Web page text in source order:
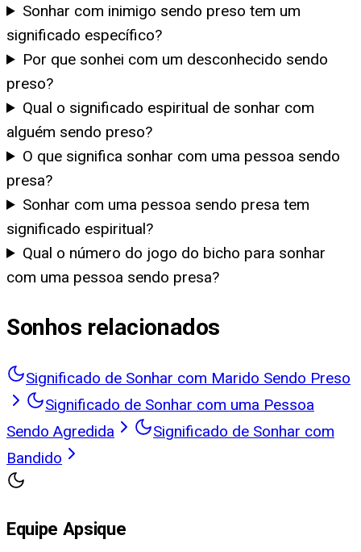
Sonhar com inimigo sendo preso tem um
significado específico?
Por que sonhei com um desconhecido sendo
preso?
Qual o significado espiritual de sonhar com
alguém sendo preso?
O que significa sonhar com uma pessoa sendo
presa?
Sonhar com uma pessoa sendo presa tem
significado espiritual?
Qual o número do jogo do bicho para sonhar
com uma pessoa sendo presa?
Sonhos relacionados
Significado de Sonhar com Marido Sendo Preso
Significado de Sonhar com uma Pessoa
Sendo Agredida
Significado de Sonhar com
Bandido
Equipe Apsique